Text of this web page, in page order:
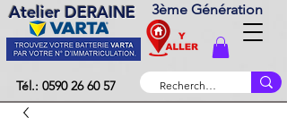
Atelier DERAINE 3ème Génération
Tél.: 0590 26 60 57